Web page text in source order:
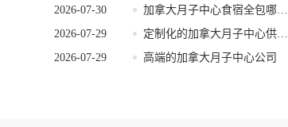
2026-07-30
2026-07-29
2026-07-29
加拿大月子中心食宿全包哪家好
定制化的加拿大月子中心供应商
高端的加拿大月子中心公司